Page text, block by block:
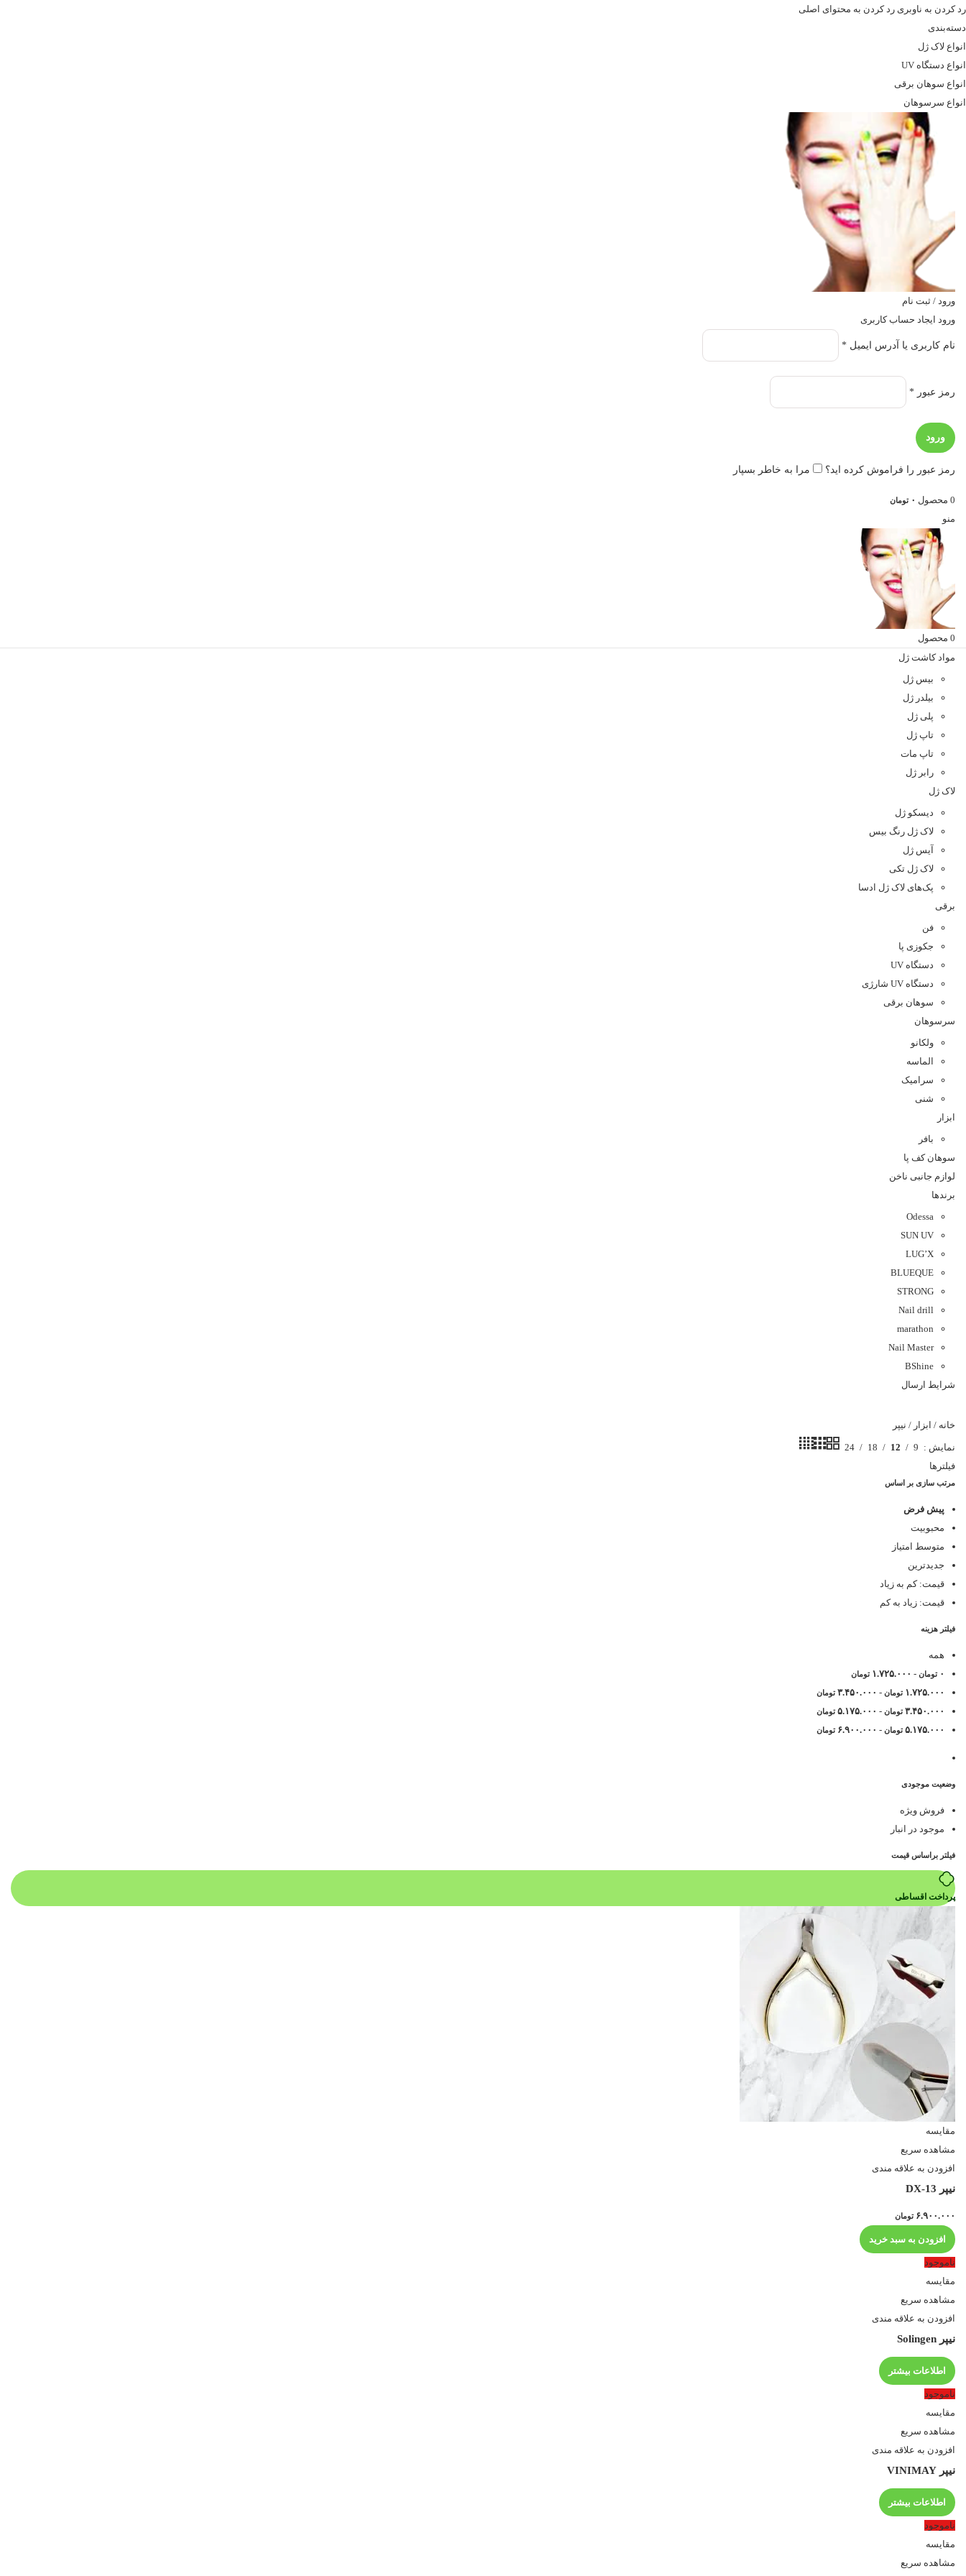
رد کردن به ناوبری رد کردن به محتوای اصلی
دسته‌بندی
انواع لاک ژل
انواع دستگاه UV
انواع سوهان برقی
انواع سرسوهان
ورود / ثبت نام
ورود ایجاد حساب کاربری
نام کاربری یا آدرس ایمیل *
رمز عبور *
ورود
رمز عبور را فراموش کرده اید؟ مرا به خاطر بسپار
0 محصول ۰ تومان
منو
0 محصول
مواد کاشت ژل
بیس ژل
بیلدر ژل
پلی ژل
تاپ ژل
تاپ مات
رابر ژل
لاک ژل
دیسکو ژل
لاک ژل رنگ بیس
آیس ژل
لاک ژل تکی
پک‌های لاک ژل ادسا
برقی
فن
جکوزی پا
دستگاه UV
دستگاه UV شارژی
سوهان برقی
سرسوهان
ولکانو
الماسه
سرامیک
شنی
ابزار
بافر
سوهان کف پا
لوازم جانبی ناخن
برندها
Odessa
SUN UV
LUG’X
BLUEQUE
STRONG
Nail drill
marathon
Nail Master
BShine
شرایط ارسال
خانه / ابزار / نیپر
نمایش 9
12
18
24
فیلترها
مرتب سازی بر اساس
پیش فرض
محبوبیت
متوسط امتیاز
جدیدترین
قیمت: کم به زیاد
قیمت: زیاد به کم
فیلتر هزینه
همه
۰ تومان - ۱.۷۲۵.۰۰۰ تومان
۱.۷۲۵.۰۰۰ تومان - ۳.۴۵۰.۰۰۰ تومان
۳.۴۵۰.۰۰۰ تومان - ۵.۱۷۵.۰۰۰ تومان
۵.۱۷۵.۰۰۰ تومان - ۶.۹۰۰.۰۰۰ تومان
وضعیت موجودی
فروش ویژه
موجود در انبار
فیلتر براساس قیمت
پرداخت اقساطی
مقایسه
مشاهده سریع
افزودن به علاقه مندی
نیپر DX-13
۶.۹۰۰.۰۰۰ تومان
افزودن به سبد خرید
ناموجود
مقایسه
مشاهده سریع
افزودن به علاقه مندی
نیپر Solingen
اطلاعات بیشتر
ناموجود
مقایسه
مشاهده سریع
افزودن به علاقه مندی
نیپر VINIMAY
اطلاعات بیشتر
ناموجود
مقایسه
مشاهده سریع